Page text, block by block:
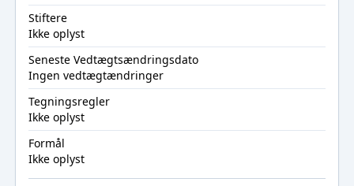
Stiftere
Ikke oplyst
Seneste Vedtægtsændringsdato
Ingen vedtægtændringer
Tegningsregler
Ikke oplyst
Formål
Ikke oplyst